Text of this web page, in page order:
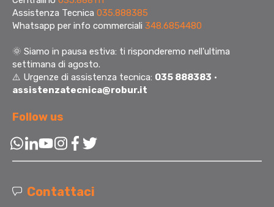
Assistenza Tecnica 035.888385
Whatsapp per info commerciali 348.6854480
🌞 Siamo in pausa estiva: ti risponderemo nell'ultima
settimana di agosto.
⚠️ Urgenze di assistenza tecnica: 035 888383 ·
assistenzatecnica@robur.it
Follow us
Contattaci